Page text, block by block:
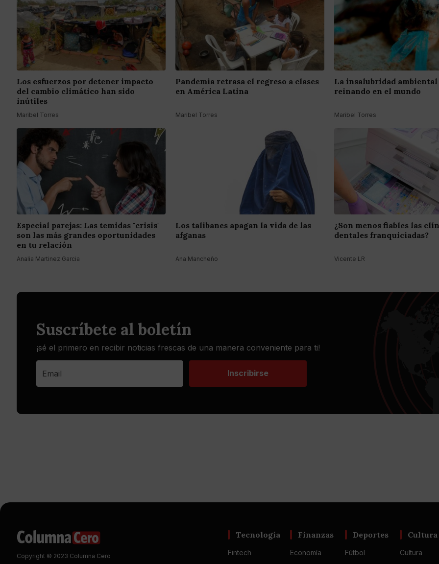
Los esfuerzos por detener impacto
del cambio climático han sido
inútiles
Maribel Torres
Pandemia retrasa el regreso a clases
en América Latina
Maribel Torres
La insalubridad ambiental
reinando en el mundo
Maribel Torres
Especial parejas: Las temidas "crisis"
son las más grandes oportunidades
en tu relación
Analia Martinez Garcia
Los talibanes apagan la vida de las
afganas
Ana Mancheño
¿Son menos fiables las
dentales franquiciadas?
Vicente LR
Suscríbete al boletín
¡sé el primero en recibir noticias frescas de una manera conveniente para ti!
Inscribirse
Copyright © 2023 Columna Cero
Tecnología
Fintech
Finanzas
Economía
Deportes
Fútbol
Cultura
Cultura